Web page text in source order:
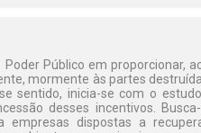
Público em proporcionar,
mormente às partes
sentido, inicia-se com o
desses incentivos.
empresas dispostas a